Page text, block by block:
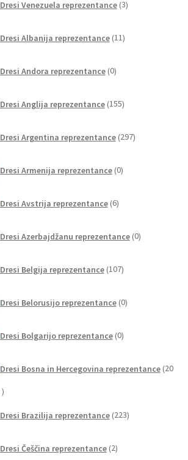
Dresi Venezuela reprezentance 3izdelki
Dresi Albanija reprezentance 11izdelkov
Dresi Andora reprezentance 0izdelkov
Dresi Anglija reprezentance 155izdelkov
Dresi Argentina reprezentance 297izdelkov
Dresi Armenija reprezentance 0izdelkov
Dresi Avstrija reprezentance 6izdelkov
Dresi Azerbajdžanu reprezentance 0izdelkov
Dresi Belgija reprezentance 107izdelkov
Dresi Belorusijo reprezentance 0izdelkov
Dresi Bolgarijo reprezentance 0izdelkov
Dresi Bosna in Hercegovina reprezentance 20
20
Dresi Brazilija reprezentance 223izdelkov
Dresi Češčina reprezentance 2izdelka